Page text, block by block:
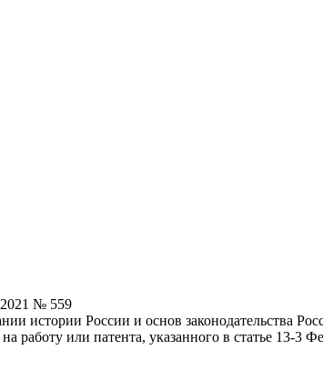
№ 559
истории России и основ законодательства
работу или патента, указанного в статье 13-